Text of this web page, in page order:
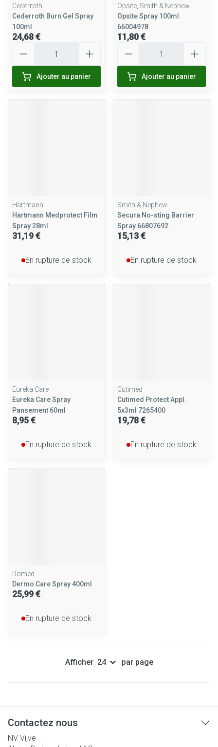
Cederroth
Cederroth Burn Gel Spray
100ml
24,68 €
Ajouter au panier
Opsite, Smith & Nephew
Opsite Spray 100ml
66004978
11,80 €
Ajouter au panier
Hartmann
Hartmann Medprotect Film
Spray 28ml
31,19 €
En rupture de stock
Smith & Nephew
Secura No-sting Barrier
Spray 66807692
15,13 €
En rupture de stock
Eureka Care
Eureka Care Spray
Pansement 60ml
8,95 €
En rupture de stock
Cutimed
Cutimed Protect Appl.
5x3ml 7265400
19,78 €
En rupture de stock
Romed
Dermo Care Spray 400ml
25,99 €
En rupture de stock
Afficher par page
Contactez nous
NV Vijve